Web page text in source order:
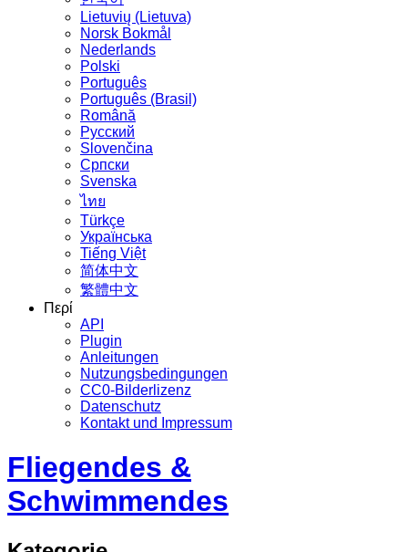
Lietuvių (Lietuva)
‪Norsk Bokmål‬
Nederlands
Polski
Português
Português (Brasil)
Română
Русский
Slovenčina
Српски
Svenska
ไทย
Türkçe
Українська
Tiếng Việt
简体中文
繁體中文
Περί
API
Plugin
Anleitungen
Nutzungsbedingungen
CC0-Bilderlizenz
Datenschutz
Kontakt und Impressum
Fliegendes &
Schwimmendes